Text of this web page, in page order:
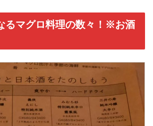
るマグロ料理の数々！※お酒